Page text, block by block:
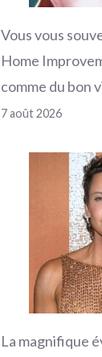
Vous vous
Home
comme du bon
7 août 2026
La magnifique